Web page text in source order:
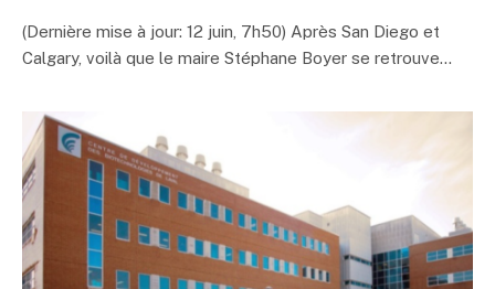
(Dernière mise à jour: 12 juin, 7h50) Après San Diego et
Calgary, voilà que le maire Stéphane Boyer se retrouve…